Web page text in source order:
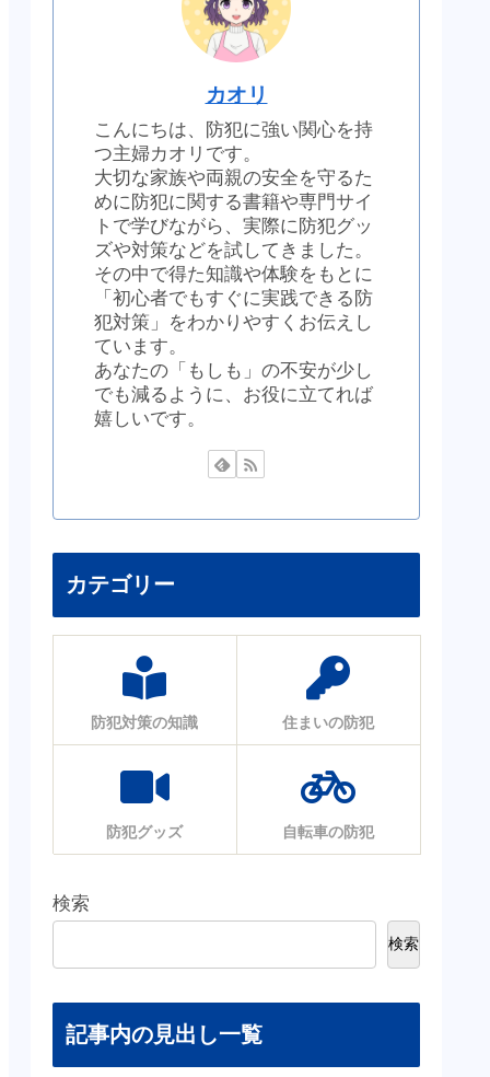
カオリ
こんにちは、防犯に強い関心を持
つ主婦カオリです。
大切な家族や両親の安全を守るた
めに防犯に関する書籍や専門サイ
トで学びながら、実際に防犯グッ
ズや対策などを試してきました。
その中で得た知識や体験をもとに
「初心者でもすぐに実践できる防
犯対策」をわかりやすくお伝えし
ています。
あなたの「もしも」の不安が少し
でも減るように、お役に立てれば
嬉しいです。
カテゴリー
防犯対策の知識 住まいの防犯
防犯グッズ 自転車の防犯
検索
検索
記事内の見出し一覧